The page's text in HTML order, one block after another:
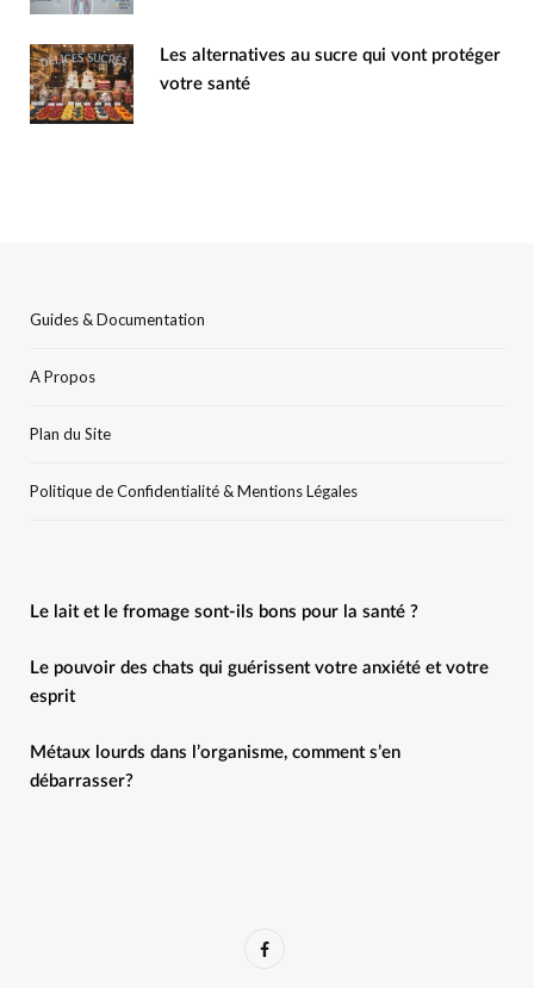
Les alternatives au sucre qui vont protéger
votre santé
Guides & Documentation
A Propos
Plan du Site
Politique de Confidentialité & Mentions Légales
Le lait et le fromage sont-ils bons pour la santé ?
Le pouvoir des chats qui guérissent votre anxiété et votre
esprit
Métaux lourds dans l’organisme, comment s’en
débarrasser?
F